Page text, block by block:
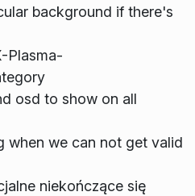
background if there's
Plasma-
osd to show on all
when we can not get valid
niekończące się